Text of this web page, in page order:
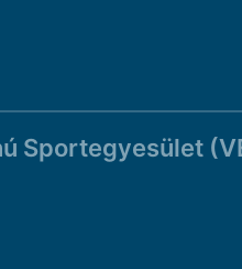
Sportegyesület